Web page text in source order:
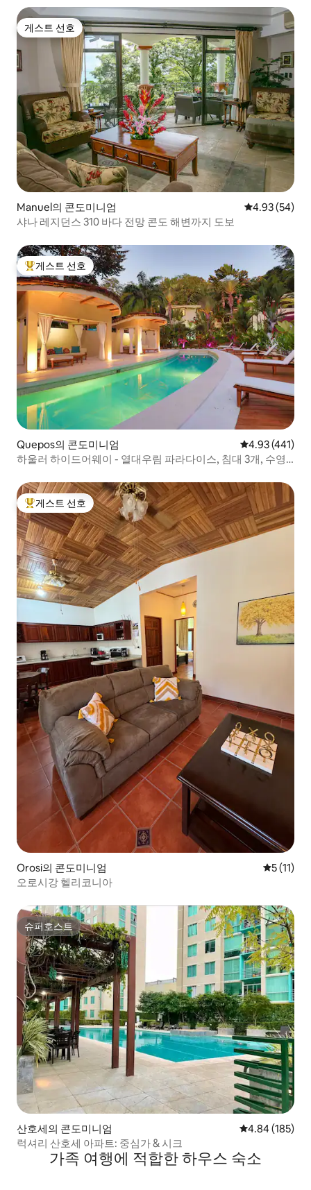
게스트 선호
게스트 선호
Manuel의 콘도미니엄 평점 4.93점(5
4.93 (54)
샤나 레지던스 310 바다 전망 콘도 해변까지 도보
상위 게스트 선호
게스트 선호
Quepos의 콘도미니엄 평점 4.93점(5
4.93 (441)
하울러 하이드어웨이 - 열대우림 파라다이스, 침대 3개, 수영
상위 게스트 선호
게스트 선호
Orosi의 콘도미니엄 평점 5점
5 (11)
오로시강 헬리코니아
슈퍼호스트
슈퍼호스트
산호세의 콘도미니엄 평점 4.84점(5
4.84 (185)
럭셔리 산호세 아파트: 중심가 & 시크
가족 여행에 적합한 하우스 숙소